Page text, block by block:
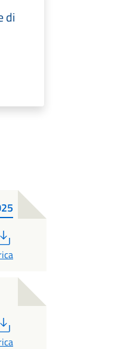
di